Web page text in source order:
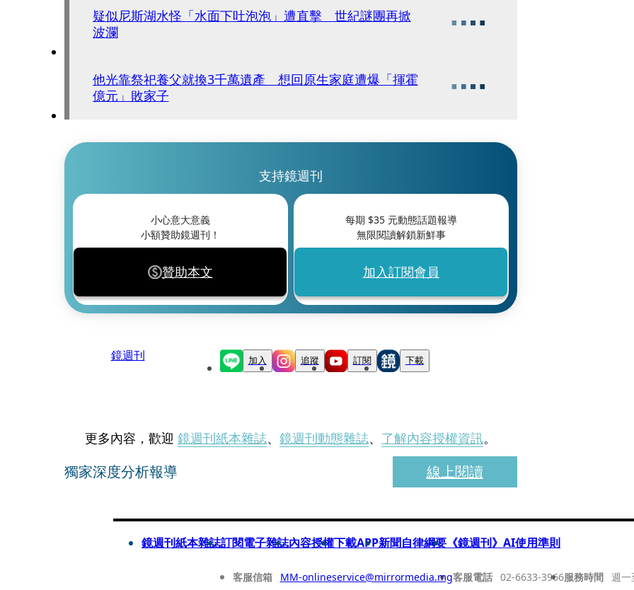
疑似尼斯湖水怪「水面下吐泡泡」遭直擊 世紀謎團再掀
波瀾
他光靠祭祀養父就換3千萬遺產 想回原生家庭遭爆「揮霍
億元」敗家子
支持鏡週刊
小心意大意義
小額贊助鏡週刊！
贊助本文
每期 $35元動態話題報導
無限閱讀解鎖新鮮事
加入訂閱會員
鏡週刊 加入 追蹤 訂閱 下載
更多內容，歡迎 鏡週刊紙本雜誌、 鏡週刊動態雜誌、 了解內容授權資訊。
獨家深度分析報導 線上閱讀
鏡週刊紙本雜誌訂閱電子雜誌內容授權下載APP新聞自律綱要 《鏡週刊》AI使用準則
客服信箱 MM-onlineservice@mirrormedia.mg客服電話 02-6633-3966服務時間 週一